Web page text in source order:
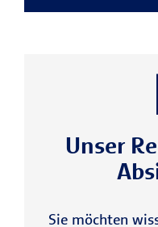
Unser
Sie möchten